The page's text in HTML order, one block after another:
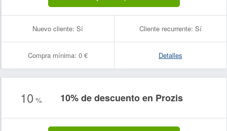
Nuevo cliente: Sí Cliente recurrente: Sí
Compra mínima: 0 € Detalles
10 % 10% de descuento en Prozis
Nombre:
Correo electrónico: